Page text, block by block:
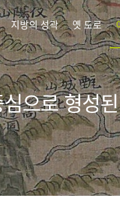
지방의 성곽 옛 도로
으로 형성